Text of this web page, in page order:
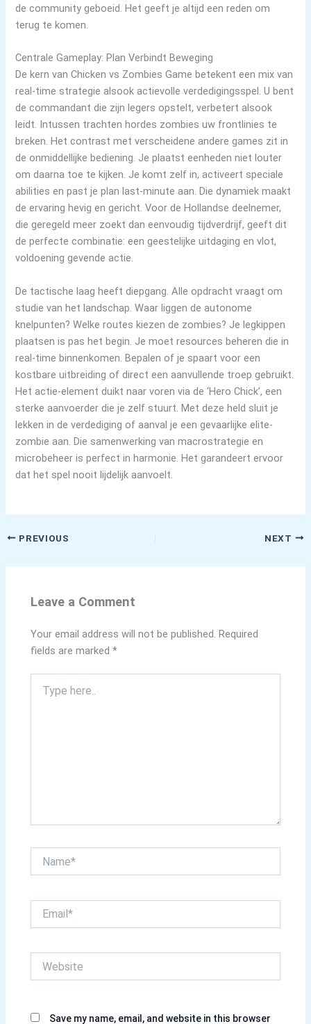
de community geboeid. Het geeft je altijd een reden om
terug te komen.
Centrale Gameplay: Plan Verbindt Beweging
De kern van Chicken vs Zombies Game betekent een mix van
real-time strategie alsook actievolle verdedigingsspel. U bent
de commandant die zijn legers opstelt, verbetert alsook
leidt. Intussen trachten hordes zombies uw frontlinies te
breken. Het contrast met verscheidene andere games zit in
de onmiddellijke bediening. Je plaatst eenheden niet louter
om daarna toe te kijken. Je komt zelf in, activeert speciale
abilities en past je plan last-minute aan. Die dynamiek maakt
de ervaring hevig en gericht. Voor de Hollandse deelnemer,
die geregeld meer zoekt dan eenvoudig tijdverdrijf, geeft dit
de perfecte combinatie: een geestelijke uitdaging en vlot,
voldoening gevende actie.
De tactische laag heeft diepgang. Alle opdracht vraagt om
studie van het landschap. Waar liggen de autonome
knelpunten? Welke routes kiezen de zombies? Je legkippen
plaatsen is pas het begin. Je moet resources beheren die in
real-time binnenkomen. Bepalen of je spaart voor een
kostbare uitbreiding of direct een aanvullende troep gebruikt.
Het actie-element duikt naar voren via de ‘Hero Chick’, een
sterke aanvoerder die je zelf stuurt. Met deze held sluit je
lekken in de verdediging of aanval je een gevaarlijke elite-
zombie aan. Die samenwerking van macrostrategie en
microbeheer is perfect in harmonie. Het garandeert ervoor
dat het spel nooit lijdelijk aanvoelt.
PREVIOUS NEXT
Leave a Comment
Your email address will not be published. Required
fields are marked*
here..
Save my name, email, and website in this browser